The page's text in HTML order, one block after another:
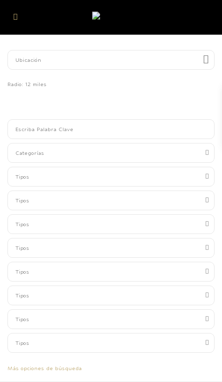
Radio: 12 miles
Categorías
Tipos
Tipos
Tipos
Tipos
Tipos
Tipos
Tipos
Tipos
Más opciones de búsqueda